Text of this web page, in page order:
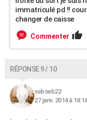
immatriculé pd !!
changer de caisse
Commenter
RÉPONSE 9 / 10
sebseb22
27 janv. 2014 à 18:14